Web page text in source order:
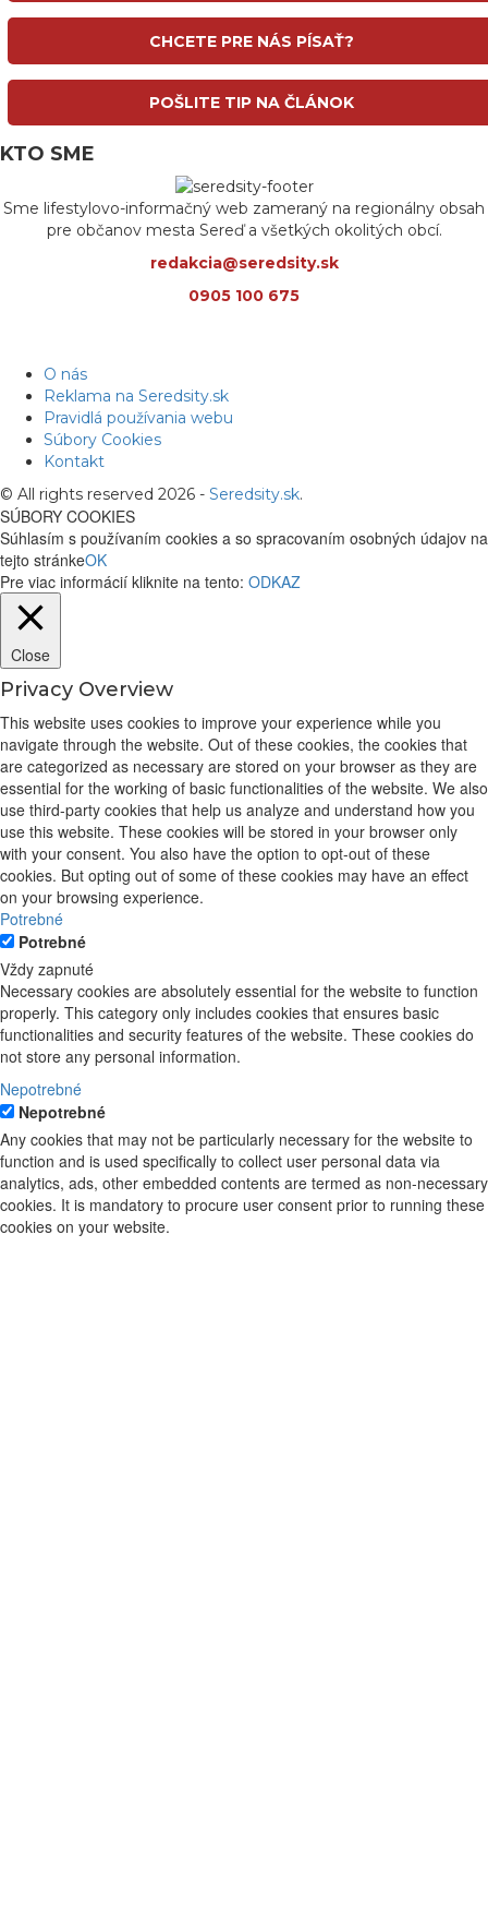
CHCETE PRE NÁS PÍSAŤ?
POŠLITE TIP NA ČLÁNOK
KTO SME
Sme lifestylovo-informačný web zameraný na regionálny obsah
pre občanov mesta Sereď a všetkých okolitých obcí.
redakcia@seredsity.sk
0905 100 675
O nás
Reklama na Seredsity.sk
Pravidlá používania webu
Súbory Cookies
Kontakt
© All rights reserved 2026 - Seredsity.sk.
SÚBORY COOKIES
Súhlasím s používaním cookies a so spracovaním osobných údajov na
tejto stránkeOK
Pre viac informácií kliknite na tento: ODKAZ
Close
Privacy Overview
This website uses cookies to improve your experience while you
navigate through the website. Out of these cookies, the cookies that
are categorized as necessary are stored on your browser as they are
essential for the working of basic functionalities of the website. We also
use third-party cookies that help us analyze and understand how you
use this website. These cookies will be stored in your browser only
with your consent. You also have the option to opt-out of these
cookies. But opting out of some of these cookies may have an effect
on your browsing experience.
Potrebné
Potrebné
Vždy zapnuté
Necessary cookies are absolutely essential for the website to function
properly. This category only includes cookies that ensures basic
functionalities and security features of the website. These cookies do
not store any personal information.
Nepotrebné
Nepotrebné
Any cookies that may not be particularly necessary for the website to
function and is used specifically to collect user personal data via
analytics, ads, other embedded contents are termed as non-necessary
cookies. It is mandatory to procure user consent prior to running these
cookies on your website.